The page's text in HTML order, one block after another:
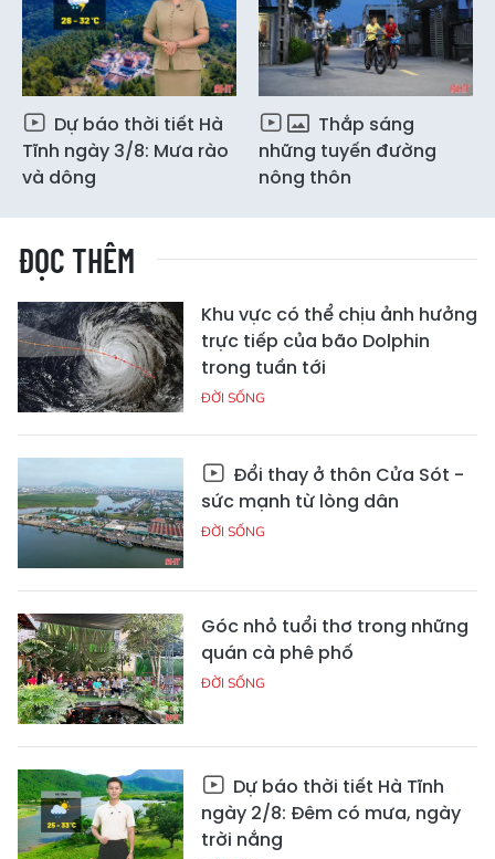
Dự báo thời tiết Hà
Tĩnh ngày 3/8: Mưa rào
và dông
Thắp sáng
những tuyến đường
nông thôn
ĐỌC THÊM
Khu vực có thể chịu ảnh hưởng
trực tiếp của bão Dolphin
trong tuần tới
ĐỜI SỐNG
Đổi thay ở thôn Cửa Sót -
sức mạnh từ lòng dân
ĐỜI SỐNG
Góc nhỏ tuổi thơ trong những
quán cà phê phố
ĐỜI SỐNG
Dự báo thời tiết Hà Tĩnh
ngày 2/8: Đêm có mưa, ngày
trời nắng